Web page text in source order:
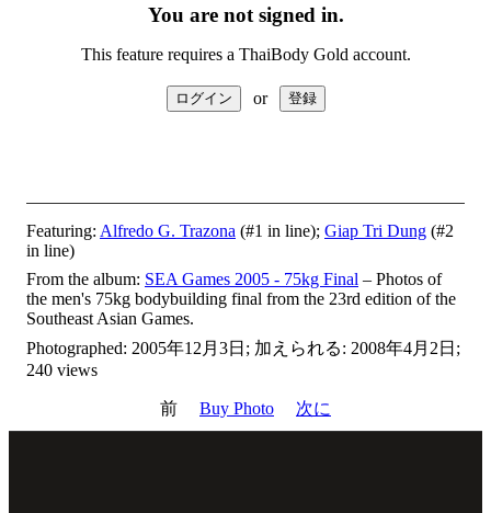
You are not signed in.
This feature requires a ThaiBody Gold account.
or
Featuring: Alfredo G. Trazona (#1 in line); Giap Tri Dung (#2
in line)
From the album: SEA Games 2005 - 75kg Final – Photos of
the men's 75kg bodybuilding final from the 23rd edition of the
Southeast Asian Games.
Photographed: 2005年12月3日; 加えられる: 2008年4月2日;
240 views
前 Buy Photo 次に